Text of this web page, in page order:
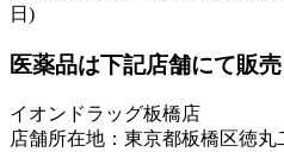
日)
医薬品は下記店舗にて販売
イオンドラッグ板橋店
店舗所在地：東京都板橋区徳丸